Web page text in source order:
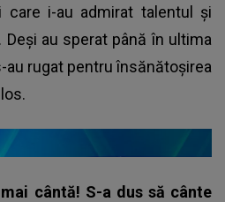
i-au admirat talentul și
au sperat până în ultima
rugat pentru însănătoșirea
cântă! S-a dus să cânte